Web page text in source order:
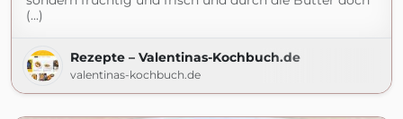
(...)
Rezepte – Valentinas-Kochbuch.de
valentinas-kochbuch.de